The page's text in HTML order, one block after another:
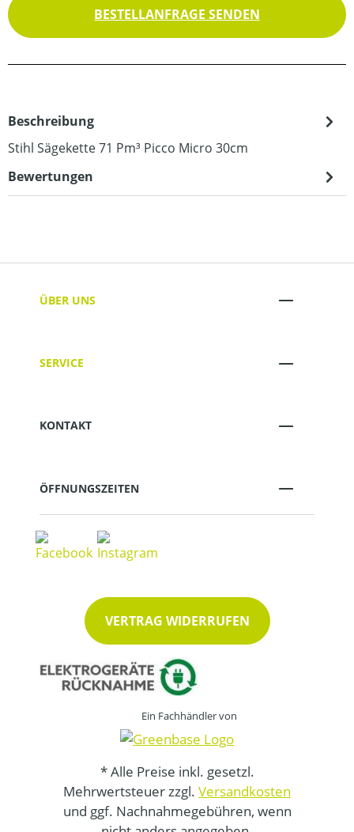
BESTELLANFRAGE SENDEN
Beschreibung
Stihl Sägekette 71 Pm³ Picco Micro 30cm
Bewertungen
ÜBER UNS
SERVICE
KONTAKT
ÖFFNUNGSZEITEN
VERTRAG WIDERRUFEN
Ein Fachhändler von
* Alle Preise inkl. gesetzl.
Mehrwertsteuer zzgl. Versandkosten
und ggf. Nachnahmegebühren, wenn